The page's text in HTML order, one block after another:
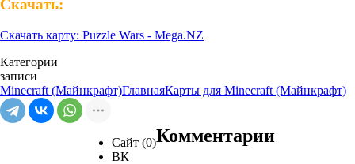
Скачать:
Скачать карту: Puzzle Wars - Mega.NZ
Категории
записи
Minecraft (Майнкрафт)ГлавнаяКарты для Minecraft (Майнкрафт)
Сайт (0)
ВК
Комментарии